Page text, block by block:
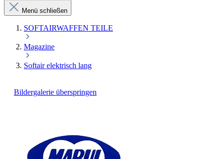
Menü schließen
SOFTAIRWAFFEN TEILE
Magazine
Softair elektrisch lang
Bildergalerie überspringen